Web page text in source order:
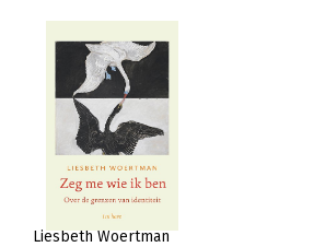
Liesbeth Woertman